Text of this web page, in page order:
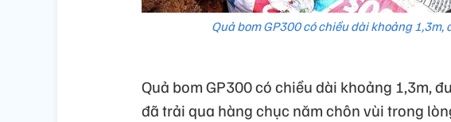
Quả bom GP300 có chiều dài khoảng
Quả bom GP300 có chiều dài khoảng 1,3m,
đã trải qua hàng chục năm chôn vùi trong